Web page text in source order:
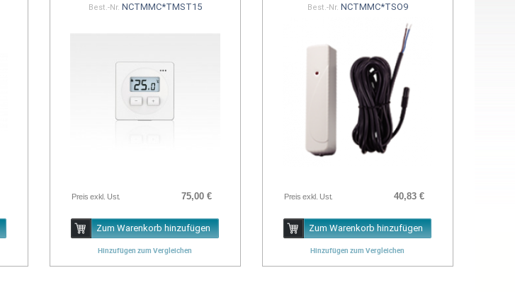
Best.-Nr. NCTMMC*TMST15
Preis exkl. Ust. 75,00 €
Zum Warenkorb hinzufügen
Hinzufügen zum Vergleichen
Best.-Nr. NCTMMC*TSO9
Preis exkl. Ust. 40,83 €
Zum Warenkorb hinzufügen
Hinzufügen zum Vergleichen